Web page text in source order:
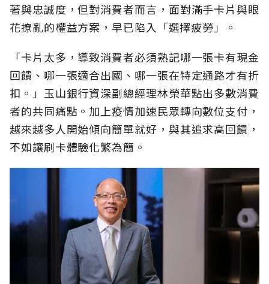
著與忠誠度，但對消費者而言，面對滿手卡片與眼
花撩亂的權益方案，早已陷入「選擇疲勞」。
「卡片太多，導致消費者必須熟記哪一張卡有現金
回饋、哪一張適合出國、哪一張在特定通路才有折
扣。」玉山銀行資深副總經理林榮華點出多數消費
者的共同痛點。加上疫情加速民眾轉向數位支付，
越來越多人開始傾向簡單就好，與其追求高回饋，
不如讓刷卡體驗化繁為簡。